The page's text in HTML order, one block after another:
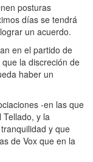
posturas
días se tendrá
un acuerdo.
en el partido de
la discreción de
haber un
-en las que
y la
y que
de Vox que en la